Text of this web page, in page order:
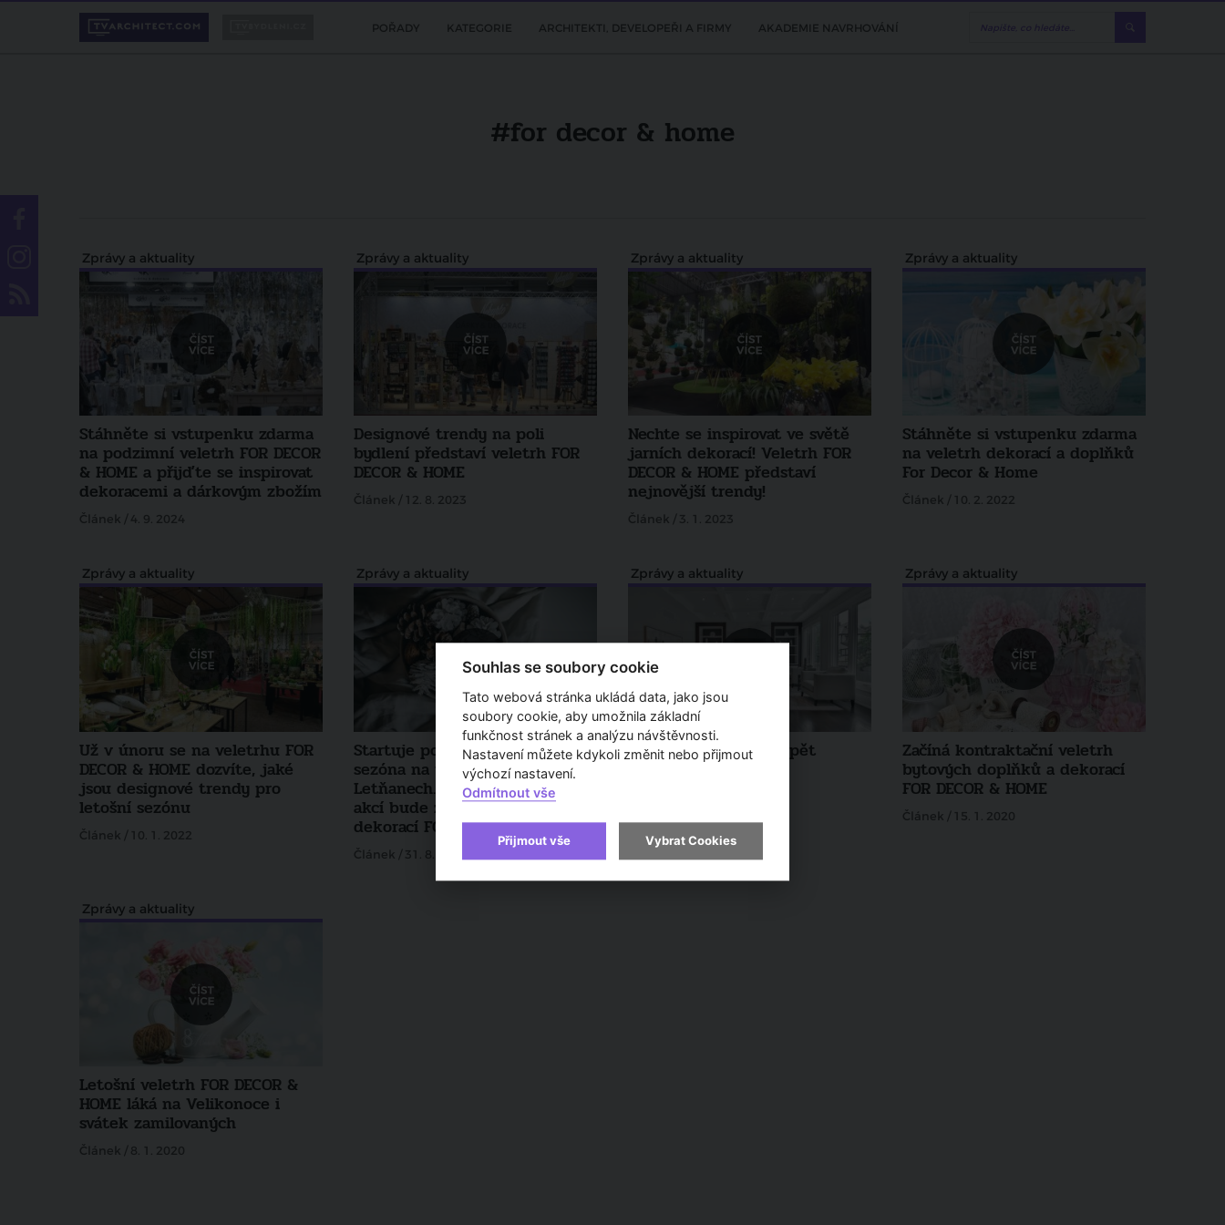
POŘADY KATEGORIE ARCHITEKTI, DEVELOPEŘI A FIRMY AKADEMIE NAVRHOVÁNÍ
#for decor & home
Zprávy a aktuality
Stáhněte si vstupenku zdarma
na podzimní veletrh FOR DECOR
& HOME a přijďte se inspirovat
dekoracemi a dárkovým zbožím
Článek / 4. 9. 2024
Zprávy a aktuality
Designové trendy na poli
bydlení představí veletrh FOR
DECOR & HOME
Článek / 12. 8. 2023
Zprávy a aktuality
Nechte se inspirovat ve světě
jarních dekorací! Veletrh FOR
DECOR & HOME představí
nejnovější trendy!
Článek / 3. 1. 2023
Zprávy a aktuality
Stáhněte si vstupenku zdarma
na veletrh dekorací a doplňků
For Decor & Home
Článek / 10. 2. 2022
Zprávy a aktuality
Už v únoru se na veletrhu FOR
DECOR & HOME dozvíte, jaké
jsou designové trendy pro
letošní sezónu
Článek / 10. 1. 2022
Zprávy a aktuality
Startuje podzimní veletržní
sezóna na výstavišti v
Letňanech. Jednou z prvních
akcí bude zářijový veletrh
dekorací FOR DECOR & HOME
Článek / 31. 8. 2021
Zprávy a aktuality
Období veletrhů se opět
rozjíždí
Zprávy a aktuality
Začíná kontraktační veletrh
bytových doplňků a dekorací
FOR DECOR & HOME
Článek / 15. 1. 2020
Zprávy a aktuality
Letošní veletrh FOR DECOR &
HOME láká na Velikonoce i
svátek zamilovaných
Článek / 8. 1. 2020
Souhlas se soubory cookie
Tato webová stránka ukládá data, jako jsou
soubory cookie, aby umožnila základní
funkčnost stránek a analýzu návštěvnosti.
Nastavení můžete kdykoli změnit nebo přijmout
výchozí nastavení.
Odmítnout vše
Přijmout vše Vybrat Cookies